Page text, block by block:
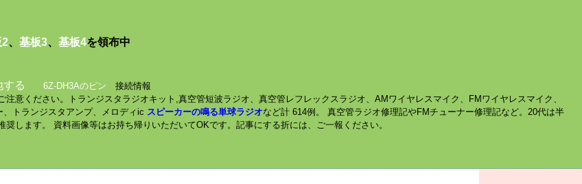
2、 基板3、 基板4を領布中
る 6Z-DH3Aのピン 接続情報
意ください。トランジスタラジオキット,真空管短波ラジオ、真空管レフレックスラジオ、AMワイヤレスマイク、FMワイヤレスマイク、
トランジスタアンプ、メロディic スピーカーの鳴る単球ラジオなど計 614例。 真空管ラジオ修理記やFMチューナー修理記など。20代は半
します。 資料画像等はお持ち帰りいただいてOKです。記事にする折には、ご一報ください。